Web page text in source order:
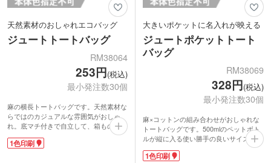
天然素材のおしゃれエコバッグ
ジュートトートバッグ
RM38064
253円(税込)
最小発注数30個
麻の横長トートバッグです。天然素材な
らではのカジュアルな雰囲気がおしゃ
れ。底マチ付きで自立して、箱ものなど
もきれいに収まります。500mlのペット
ボトルが縦に入る使い勝手の良い大き
1色印刷
大きいポケットに名入れが映える
ジュートポケットトート
バッグ
RM38069
328円(税込)
最小発注数30個
麻×コットンの組み合わせがおしゃれな
トートバッグです。500mlのペットボト
ルが縦に入る使い勝手の良いサイズ。ロ
ープタイプの持ち手など、細部にこだわ
ったデザインです。マチ付きで自立する
1色印刷